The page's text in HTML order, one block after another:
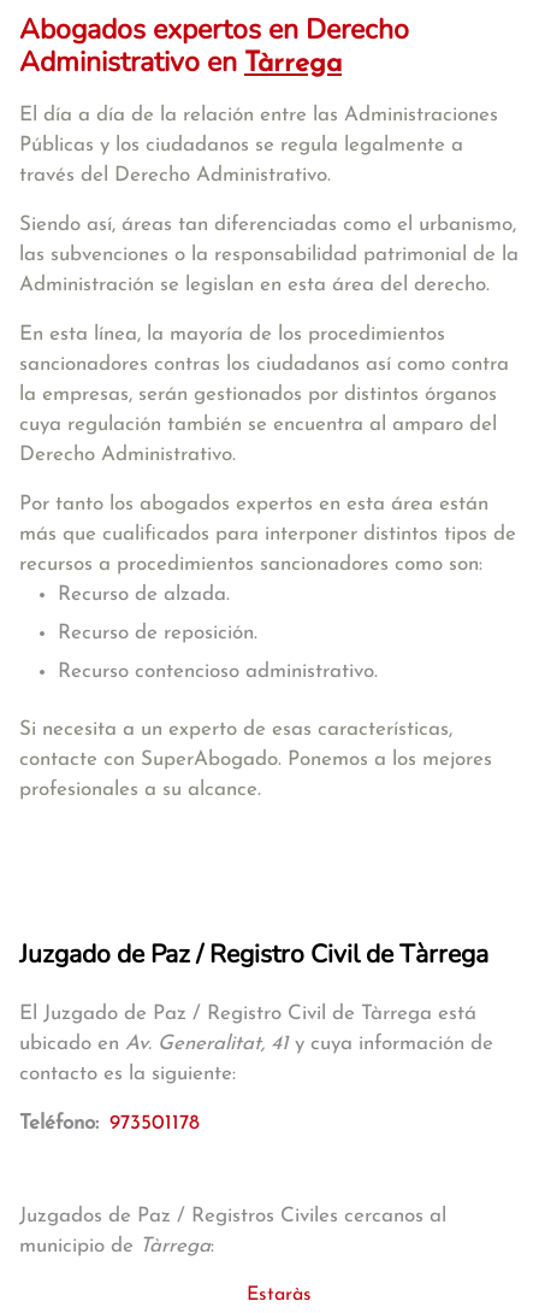
Abogados expertos en Derecho
Administrativo en Tàrrega
El día a día de la relación entre las Administraciones
Públicas y los ciudadanos se regula legalmente a
través del Derecho Administrativo.
Siendo así, áreas tan diferenciadas como el urbanismo,
las subvenciones o la responsabilidad patrimonial de la
Administración se legislan en esta área del derecho.
En esta línea, la mayoría de los procedimientos
sancionadores contras los ciudadanos así como contra
la empresas, serán gestionados por distintos órganos
cuya regulación también se encuentra al amparo del
Derecho Administrativo.
Por tanto los abogados expertos en esta área están
más que cualificados para interponer distintos tipos de
recursos a procedimientos sancionadores como son:
Recurso de alzada.
Recurso de reposición.
Recurso contencioso administrativo.
Si necesita a un experto de esas características,
contacte con SuperAbogado. Ponemos a los mejores
profesionales a su alcance.
Juzgado de Paz / Registro Civil de Tàrrega
El Juzgado de Paz / Registro Civil de Tàrrega está
ubicado en Av. Generalitat, 41y cuya información de
contacto es la siguiente:
Teléfono: 973501178
Juzgados de Paz / Registros Civiles cercanos al
municipio de Tàrrega:
Estaràs